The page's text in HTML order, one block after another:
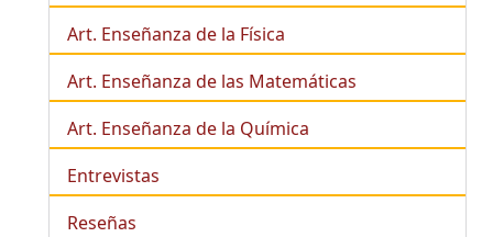
Art. Enseñanza de la Física
Art. Enseñanza de las Matemáticas
Art. Enseñanza de la Química
Entrevistas
Reseñas